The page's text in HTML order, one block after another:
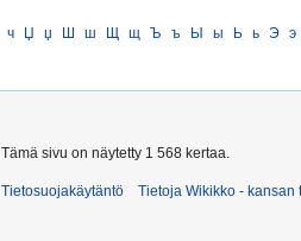
ч Џ џ Ш ш Щ щ Ъ ъ Ы ы Ь ь Э э
Tämä sivu on näytetty 1 568 kertaa.
Tietosuojakäytäntö Tietoja Wikikko - kansan